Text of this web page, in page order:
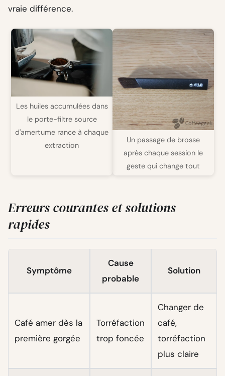
vraie différence.
Les huiles accumulées dans
le porte-filtre source
d'amertume rance à chaque
extraction
Un passage de brosse
après chaque session le
geste qui change tout
Erreurs courantes et solutions
rapides
Symptôme
Cause
probable
Solution
Café amer dès la
première gorgée
Torréfaction
trop foncée
Changer de
café,
torréfaction
plus claire